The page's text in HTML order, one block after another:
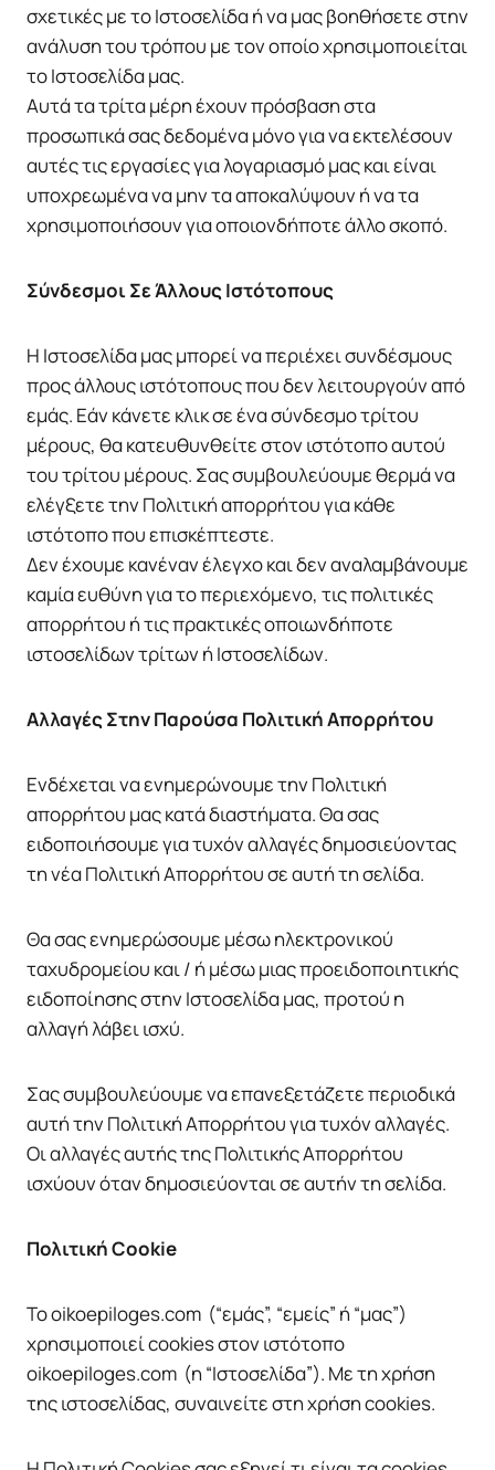
σχετικές με το Ιστοσελίδα ή να μας βοηθήσετε στην
ανάλυση του τρόπου με τον οποίο χρησιμοποιείται
το Ιστοσελίδα μας.
Αυτά τα τρίτα μέρη έχουν πρόσβαση στα
προσωπικά σας δεδομένα μόνο για να εκτελέσουν
αυτές τις εργασίες για λογαριασμό μας και είναι
υποχρεωμένα να μην τα αποκαλύψουν ή να τα
χρησιμοποιήσουν για οποιονδήποτε άλλο σκοπό.
Σύνδεσμοι Σε Άλλους Ιστότοπους
Η Ιστοσελίδα μας μπορεί να περιέχει συνδέσμους
προς άλλους ιστότοπους που δεν λειτουργούν από
εμάς. Εάν κάνετε κλικ σε ένα σύνδεσμο τρίτου
μέρους, θα κατευθυνθείτε στον ιστότοπο αυτού
του τρίτου μέρους. Σας συμβουλεύουμε θερμά να
ελέγξετε την Πολιτική απορρήτου για κάθε
ιστότοπο που επισκέπτεστε.
Δεν έχουμε κανέναν έλεγχο και δεν αναλαμβάνουμε
καμία ευθύνη για το περιεχόμενο, τις πολιτικές
απορρήτου ή τις πρακτικές οποιωνδήποτε
ιστοσελίδων τρίτων ή Ιστοσελίδων.
Αλλαγές Στην Παρούσα Πολιτική Απορρήτου
Ενδέχεται να ενημερώνουμε την Πολιτική
απορρήτου μας κατά διαστήματα. Θα σας
ειδοποιήσουμε για τυχόν αλλαγές δημοσιεύοντας
τη νέα Πολιτική Απορρήτου σε αυτή τη σελίδα.
Θα σας ενημερώσουμε μέσω ηλεκτρονικού
ταχυδρομείου και / ή μέσω μιας προειδοποιητικής
ειδοποίησης στην Ιστοσελίδα μας, προτού η
αλλαγή λάβει ισχύ.
Σας συμβουλεύουμε να επανεξετάζετε περιοδικά
αυτή την Πολιτική Απορρήτου για τυχόν αλλαγές.
Οι αλλαγές αυτής της Πολιτικής Απορρήτου
ισχύουν όταν δημοσιεύονται σε αυτήν τη σελίδα.
Πολιτική Cookie
To oikoepiloges.com (“εμάς”, “εμείς” ή “μας”)
χρησιμοποιεί cookies στον ιστότοπο
oikoepiloges.com (η “Ιστοσελίδα”). Με τη χρήση
της ιστοσελίδας, συναινείτε στη χρήση cookies.